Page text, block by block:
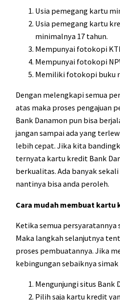
Usia pemegang kartu
Usia pemegang kartu
minimalnya 17 tahun.
Mempunyai fotokopi
Mempunyai fotokopi
Memiliki fotokopi buku
Dengan melengkapi semua
atas maka proses pengajuan
Bank Danamon pun bisa
jangan sampai ada yang
lebih cepat. Jika kita
ternyata kartu kredit Bank
berkualitas. Ada banyak
nantinya bisa anda peroleh.
Cara mudah membuat kartu
Ketika semua persyaratannya
Maka langkah selanjutnya
proses pembuatannya. Jika
kebingungan sebaiknya
Mengunjungi situs Bank
Pilih saja kartu kredit